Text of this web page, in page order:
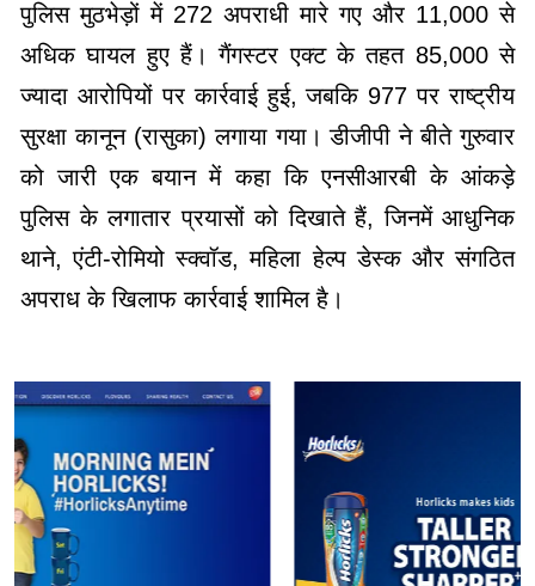
पुलिस मुठभेड़ों में 272 अपराधी मारे गए और 11,000 से
अधिक घायल हुए हैं। गैंगस्टर एक्ट के तहत 85,000 से
ज्यादा आरोपियों पर कार्रवाई हुई, जबकि 977 पर राष्ट्रीय
सुरक्षा कानून (रासुका) लगाया गया। डीजीपी ने बीते गुरुवार
को जारी एक बयान में कहा कि एनसीआरबी के आंकड़े
पुलिस के लगातार प्रयासों को दिखाते हैं, जिनमें आधुनिक
थाने, एंटी-रोमियो स्क्वॉड, महिला हेल्प डेस्क और संगठित
अपराध के खिलाफ कार्रवाई शामिल है।